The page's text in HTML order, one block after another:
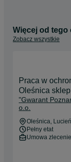
Więcej od tego
Zobacz wszystkie
Praca w
Oleśnica sklep
do 26 zł netto
"Gwarant
o.o.
Oleśnica, Lucień
Pełny etat
Umowa zlecenie